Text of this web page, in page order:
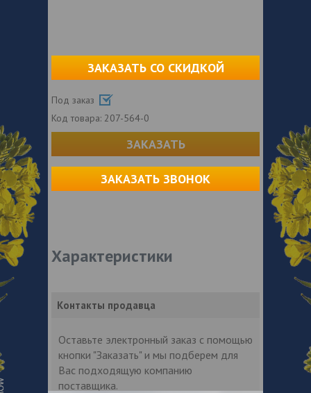
ЗАКАЗАТЬ СО СКИДКОЙ
Под заказ
Код товара: 207-564-0
ЗАКАЗАТЬ
ЗАКАЗАТЬ ЗВОНОК
Характеристики
Контакты продавца
Оставьте электронный заказ с помощью
кнопки "Заказать" и мы подберем для
Вас подходящую компанию
поставщика.